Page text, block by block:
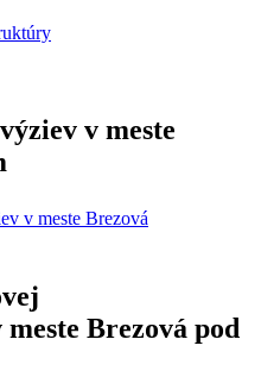
v meste
Brezová pod